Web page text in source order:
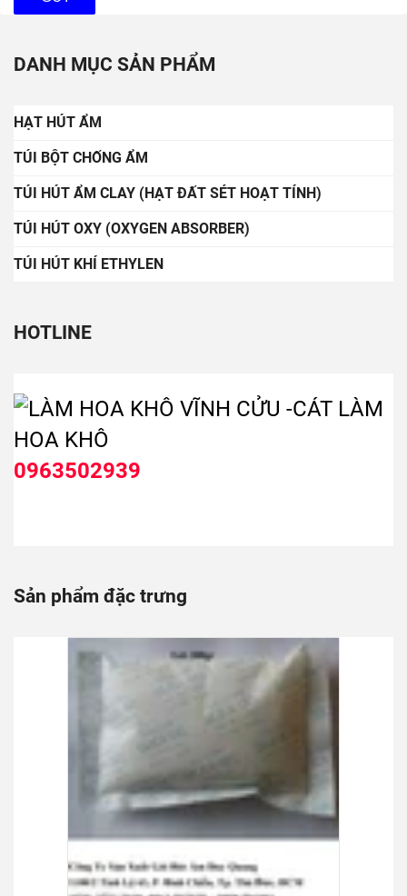
DANH MỤC SẢN PHẨM
HẠT HÚT ẨM
TÚI BỘT CHỐNG ẨM
TÚI HÚT ẨM CLAY (HẠT ĐẤT SÉT HOẠT TÍNH)
TÚI HÚT OXY (OXYGEN ABSORBER)
TÚI HÚT KHÍ ETHYLEN
HOTLINE
0963502939
Sản phẩm đặc trưng